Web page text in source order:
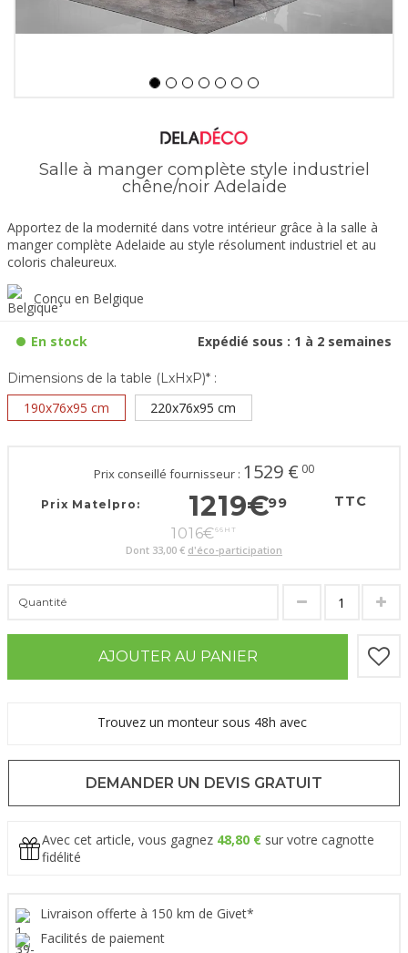
Salle à manger complète style industriel
chêne/noir Adelaide
Apportez de la modernité dans votre intérieur grâce à la salle à
manger complète Adelaide au style résolument industriel et au
coloris chaleureux.
Conçu en Belgique
En stock Expédié sous : 1 à 2 semaines
Dimensions de la table (LxHxP)* :
190x76x95 cm 220x76x95 cm
Prix conseillé fournisseur : 1529 € 00
Prix Matelpro: 1219€99 TTC
1016€66 HT
Dont 33,00 € d'éco-participation
Quantité
AJOUTER AU PANIER
Trouvez un monteur sous 48h avec
DEMANDER UN DEVIS GRATUIT
Avec cet article, vous gagnez 48,80 € sur votre cagnotte
fidélité
Livraison offerte à 150 km de Givet*
Facilités de paiement